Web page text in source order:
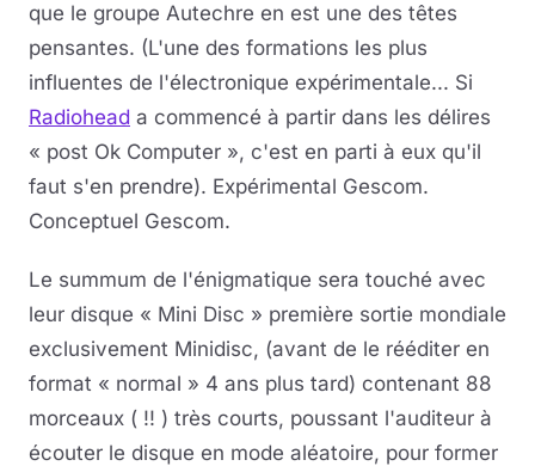
que le groupe Autechre en est une des têtes
pensantes. (L'une des formations les plus
influentes de l'électronique expérimentale... Si
Radiohead a commencé à partir dans les délires
« post Ok Computer », c'est en parti à eux qu'il
faut s'en prendre). Expérimental Gescom.
Conceptuel Gescom.
Le summum de l'énigmatique sera touché avec
leur disque « Mini Disc » première sortie mondiale
exclusivement Minidisc, (avant de le rééditer en
format « normal » 4 ans plus tard) contenant 88
morceaux ( !! ) très courts, poussant l'auditeur à
écouter le disque en mode aléatoire, pour former